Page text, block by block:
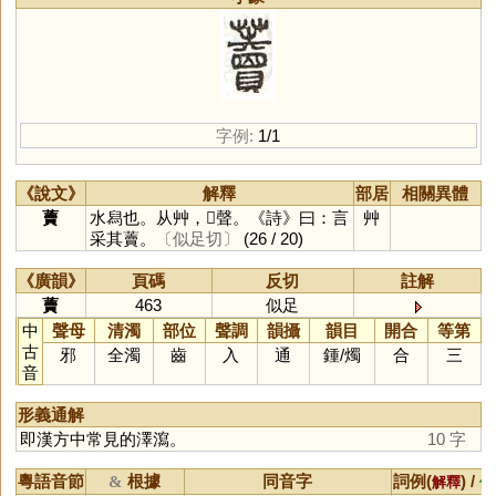
字例: 1/1
《說文》 解釋 部居
相關異體
藚
水舄也。从艸，𧸇聲。《詩》曰：言
采其藚。
〔似足切〕 (26 / 20)
艸
《廣韻》 頁碼 反切
註解
藚
463
似足
中
古
音
聲母 清濁 部位 聲調 韻攝 韻目 開合
等第
邪
全濁 齒 入 通 鍾/燭 合 三
形義通解
即漢方中常見的澤瀉。
10 字
粵語音節 & 根據 同音字 詞例(解釋) /